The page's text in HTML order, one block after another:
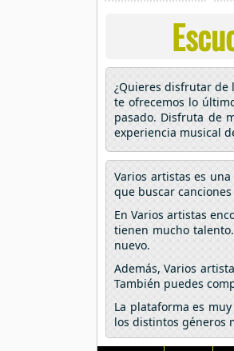
¿Quieres disfrutar de
te ofrecemos lo
pasado. Disfruta de
experiencia musical
Varios artistas es
que buscar
En Varios artistas
tienen mucho
nuevo.
Además, Varios
También puedes
La plataforma es
los distintos géneros